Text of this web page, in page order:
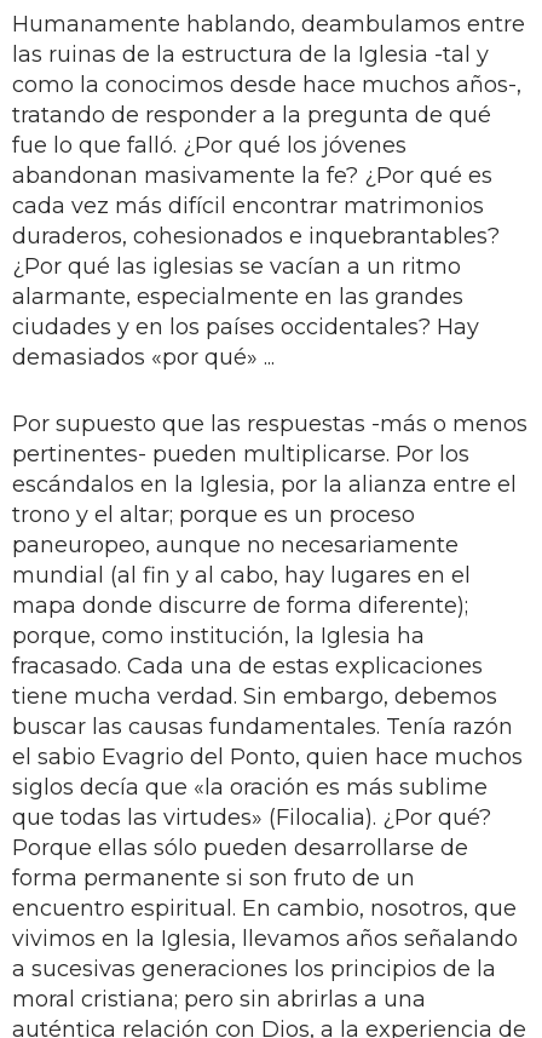
Humanamente hablando, deambulamos entre
las ruinas de la estructura de la Iglesia -tal y
como la conocimos desde hace muchos años-,
tratando de responder a la pregunta de qué
fue lo que falló. ¿Por qué los jóvenes
abandonan masivamente la fe? ¿Por qué es
cada vez más difícil encontrar matrimonios
duraderos, cohesionados e inquebrantables?
¿Por qué las iglesias se vacían a un ritmo
alarmante, especialmente en las grandes
ciudades y en los países occidentales? Hay
demasiados «por qué» ...
Por supuesto que las respuestas -más o menos
pertinentes- pueden multiplicarse. Por los
escándalos en la Iglesia, por la alianza entre el
trono y el altar; porque es un proceso
paneuropeo, aunque no necesariamente
mundial (al fin y al cabo, hay lugares en el
mapa donde discurre de forma diferente);
porque, como institución, la Iglesia ha
fracasado. Cada una de estas explicaciones
tiene mucha verdad. Sin embargo, debemos
buscar las causas fundamentales. Tenía razón
el sabio Evagrio del Ponto, quien hace muchos
siglos decía que «la oración es más sublime
que todas las virtudes» (Filocalia). ¿Por qué?
Porque ellas sólo pueden desarrollarse de
forma permanente si son fruto de un
encuentro espiritual. En cambio, nosotros, que
vivimos en la Iglesia, llevamos años señalando
a sucesivas generaciones los principios de la
moral cristiana; pero sin abrirlas a una
auténtica relación con Dios, a la experiencia de